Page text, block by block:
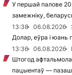
У першай палове
замежніку,
13:38
06.08.2026
Долар, еўра і юань
13:36
06.08.2026
Штогод
пацыентаў —